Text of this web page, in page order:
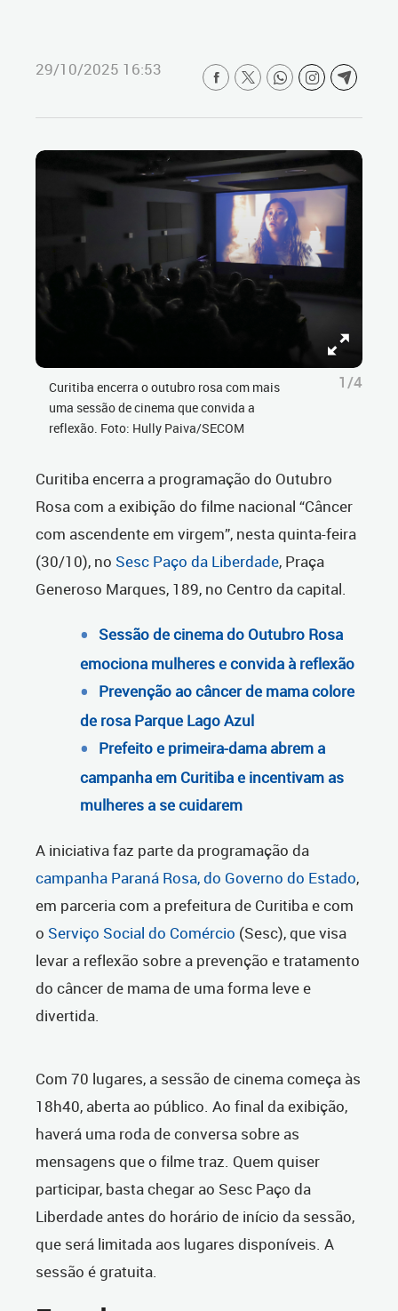
29/10/2025 16:53
Curitiba encerra o outubro rosa com mais
uma sessão de cinema que convida a
reflexão. Foto: Hully Paiva/SECOM
1/4
Curitiba encerra a programação do Outubro
Rosa com a exibição do filme nacional “Câncer
com ascendente em virgem”, nesta quinta-feira
(30/10), no Sesc Paço da Liberdade, Praça
Generoso Marques, 189, no Centro da capital.
Sessão de cinema do Outubro Rosa
emociona mulheres e convida à reflexão
Prevenção ao câncer de mama colore
de rosa Parque Lago Azul
Prefeito e primeira-dama abrem a
campanha em Curitiba e incentivam as
mulheres a se cuidarem
A iniciativa faz parte da programação da
campanha Paraná Rosa, do Governo do Estado,
em parceria com a prefeitura de Curitiba e com
o Serviço Social do Comércio (Sesc), que visa
levar a reflexão sobre a prevenção e tratamento
do câncer de mama de uma forma leve e
divertida.
Com 70 lugares, a sessão de cinema começa às
18h40, aberta ao público. Ao final da exibição,
haverá uma roda de conversa sobre as
mensagens que o filme traz. Quem quiser
participar, basta chegar ao Sesc Paço da
Liberdade antes do horário de início da sessão,
que será limitada aos lugares disponíveis. A
sessão é gratuita.